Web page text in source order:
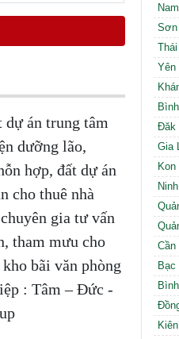
Cần thuê MBKD
Cần thuê MBKD
dự án trung tâm
dưỡng lão,
hợp, đất dự án
cho thuê nhà
gia tư vấn
tham mưu cho
bãi văn phòng
: Tâm – Đức -
Sơn
Yên
Đăk
Gia
Kon
Cần
Bạc